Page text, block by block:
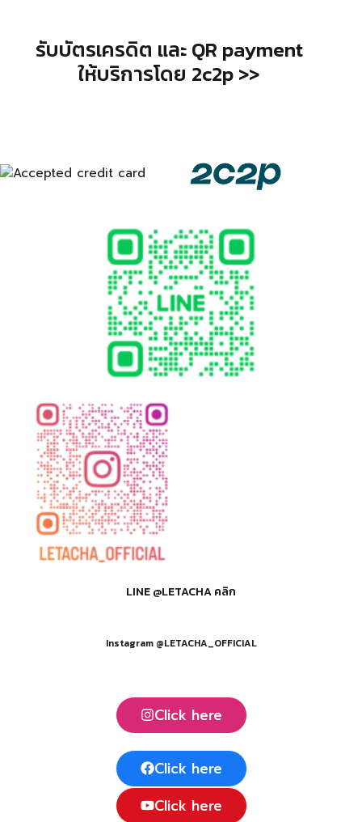
รับบัตรเครดิต และ QR payment
ให้บริการโดย 2c2p >>
LINE @LETACHA คลิก
Instagram @LETACHA_OFFICIAL
Click here
Click here
Click here